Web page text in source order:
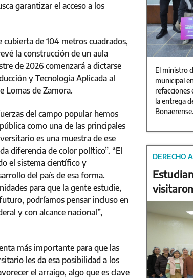
garantizar el acceso a los
de 104 metros cuadrados,
la construcción de un aula
de 2026 comenzará a dictarse
y Tecnología Aplicada al
Lomas de Zamora.
del campo popular hemos
como una de las principales
es una muestra de ese
diferencia de color político”. “El
el sistema científico y
del país de esa forma.
para que la gente estudie,
podríamos pensar incluso en
y con alcance nacional”,
más importante para que las
les da esa posibilidad a los
el arraigo, algo que es clave
El ministro
municipal
refacciones
la entrega
Bonaerense.
DERECHO